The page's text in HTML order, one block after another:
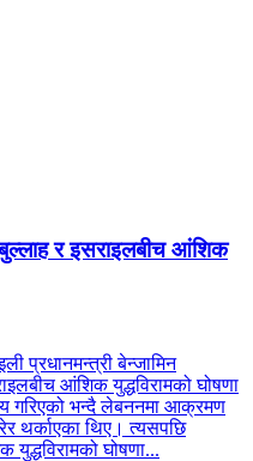
र इसराइलबीच आंशिक
प्रधानमन्त्री बेन्जामिन
आंशिक युद्धविरामको घोषणा
गरिएको भन्दै लेबननमा आक्रमण
थर्काएका थिए। त्यसपछि
घोषणा...